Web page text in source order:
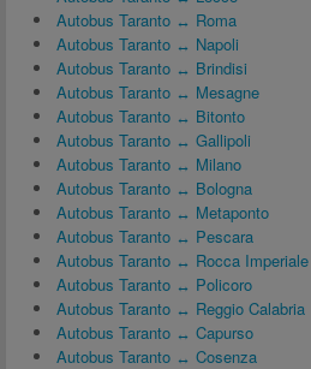
Autobus Taranto ↔ Roma
Autobus Taranto ↔ Napoli
Autobus Taranto ↔ Brindisi
Autobus Taranto ↔ Mesagne
Autobus Taranto ↔ Bitonto
Autobus Taranto ↔ Gallipoli
Autobus Taranto ↔ Milano
Autobus Taranto ↔ Bologna
Autobus Taranto ↔ Metaponto
Autobus Taranto ↔ Pescara
Autobus Taranto ↔ Rocca
Autobus Taranto ↔ Policoro
Autobus Taranto ↔ Reggio Calabria
Autobus Taranto ↔ Capurso
Autobus Taranto ↔ Cosenza